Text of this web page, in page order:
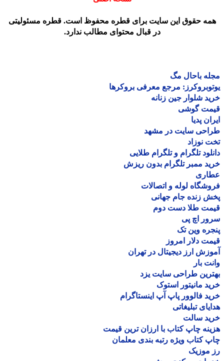
حقوق این سایت برای قطره محفوظ است. قطره مسئولیتی
در قبال محتوای مطالب ندارد.
باحال مگ
مرجع معرفی بروکرها
شلوار جین زنانه
گوشی
پدیا
سایت در مشهد
نوزاد
تلگرام و تلگرام طلایی
ممبر تلگرام بدون ریزش
لوله و اتصالات
زنده جام جهانی
طلا دست دوم
اچ پی
وین تک
دلار امروز
ارز دیجیتال در تهران
بار
طراحی سایت یزد
مانیتور استوک
فالوور پاپ آپ اینستاگرام
تبلیغاتی
سالت
چاپ کتاب با ارزان ترین قیمت
کتاب ویژه رتبه بندی معلمان
موزیک